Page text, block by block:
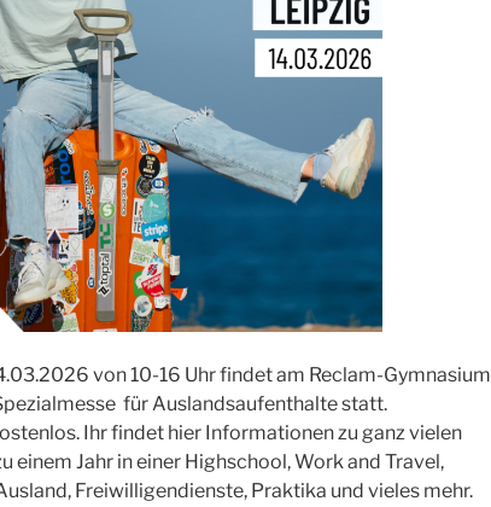
von 10-16 Uhr findet am Reclam-Gymnasium
für Auslandsaufenthalte statt.
Ihr findet hier Informationen zu ganz vielen
einem Jahr in einer Highschool, Work and Travel,
Freiwilligendienste, Praktika und vieles mehr.